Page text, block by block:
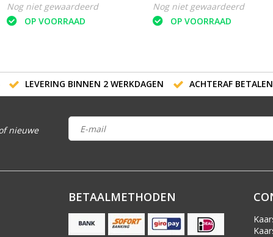
Nog niet gewaardeerd
OP VOORRAAD
Nog niet gewaardeerd
OP VOORRAAD
LEVERING BINNEN 2 WERKDAGEN ACHTERAF
nieuwe
BETAALMETHODEN